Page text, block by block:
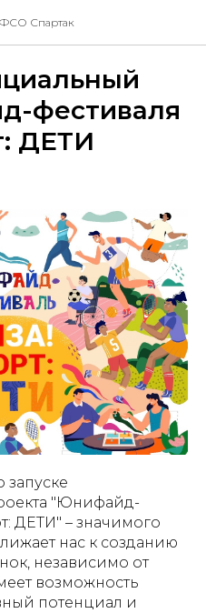
Спартак
фестиваля
ДЕТИ
"Юнифайд-
ДЕТИ" – значимого
нас к созданию
независимо от
возможность
потенциал и